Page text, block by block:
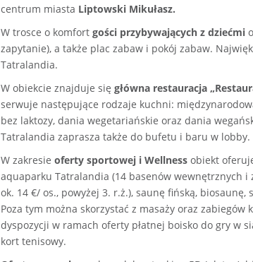
centrum miasta Liptowski Mikułasz.
W trosce o komfort gości przybywających z dziećmi
zapytanie), a także plac zabaw i pokój zabaw.
Tatralandia.
W obiekcie znajduje się główna restauracja
serwuje następujące rodzaje kuchni:
bez laktozy, dania wegetariańskie oraz dania
Tatralandia zaprasza także do bufetu i baru w lobby.
W zakresie oferty sportowej i Wellness obiekt
aquaparku Tatralandia (14 basenów wewnętrznych i
ok. 14 €/ os., powyżej 3. r.ż.), saunę fińską,
Poza tym można skorzystać z masaży oraz
dyspozycji w ramach oferty płatnej boisko do gry w
kort tenisowy.